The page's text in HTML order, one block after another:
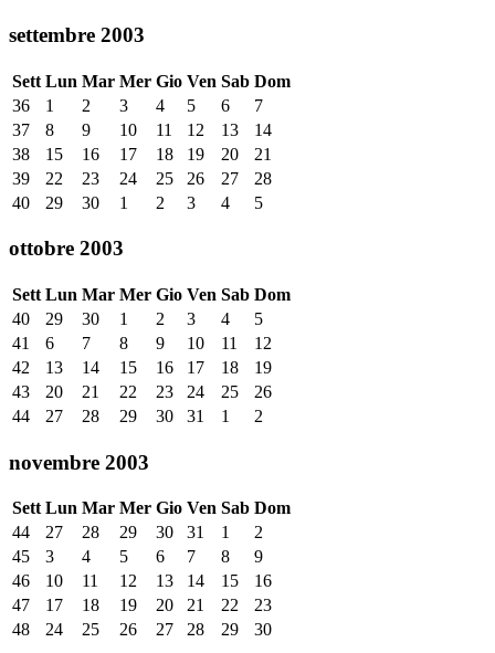
settembre 2003
Sett Lun Mar Mer Gio Ven Sab Dom
36
1 2 3 4 5 6
7
37
8 9 10 11 12 13
14
38
15 16 17 18 19 20
21
39
22 23 24 25 26 27
28
40
29 30 1 2 3 4 5
ottobre 2003
Sett Lun Mar Mer Gio Ven Sab Dom
40
29 30 1 2 3 4
5
41
6 7 8 9 10 11
12
42
13 14 15 16 17 18
19
43
20 21 22 23 24 25
26
44
27 28 29 30 31 1 2
novembre 2003
Sett Lun Mar Mer Gio Ven Sab Dom
44
27 28 29 30 31 1
2
45
3 4 5 6 7 8
9
46
10 11 12 13 14 15
16
47
17 18 19 20 21 22
23
48
24 25 26 27 28 29 30